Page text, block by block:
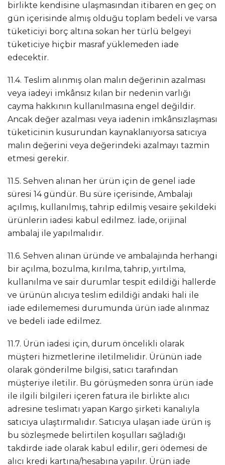
birlikte kendisine ulaşmasından itibaren en geç on
gün içerisinde almış olduğu toplam bedeli ve varsa
tüketiciyi borç altına sokan her türlü belgeyi
tüketiciye hiçbir masraf yüklemeden iade
edecektir.
11.4. Teslim alınmış olan malın değerinin azalması
veya iadeyi imkânsız kılan bir nedenin varlığı
cayma hakkının kullanılmasına engel değildir.
Ancak değer azalması veya iadenin imkânsızlaşması
tüketicinin kusurundan kaynaklanıyorsa satıcıya
malın değerini veya değerindeki azalmayı tazmin
etmesi gerekir.
11.5. Sehven alınan her ürün için de genel iade
süresi 14 gündür. Bu süre içerisinde, Ambalajı
açılmış, kullanılmış, tahrip edilmiş vesaire şekildeki
ürünlerin iadesi kabul edilmez. İade, orijinal
ambalaj ile yapılmalıdır.
11.6. Sehven alınan üründe ve ambalajında herhangi
bir açılma, bozulma, kırılma, tahrip, yırtılma,
kullanılma ve sair durumlar tespit edildiği hallerde
ve ürünün alıcıya teslim edildiği andaki hali ile
iade edilememesi durumunda ürün iade alınmaz
ve bedeli iade edilmez.
11.7. Ürün iadesi için, durum öncelikli olarak
müşteri hizmetlerine iletilmelidir. Ürünün iade
olarak gönderilme bilgisi, satıcı tarafından
müşteriye iletilir. Bu görüşmeden sonra ürün iade
ile ilgili bilgileri içeren fatura ile birlikte alıcı
adresine teslimatı yapan Kargo şirketi kanalıyla
satıcıya ulaştırmalıdır. Satıcıya ulaşan iade ürün iş
bu sözleşmede belirtilen koşulları sağladığı
takdirde iade olarak kabul edilir, geri ödemesi de
alıcı kredi kartına/hesabına yapılır. Ürün iade